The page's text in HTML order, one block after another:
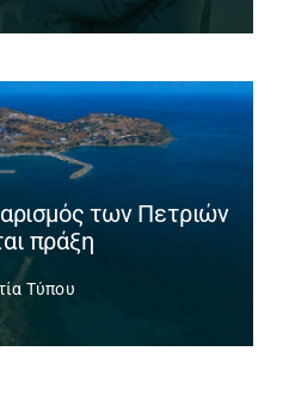
των Πετριών
πράξη
Τύπου